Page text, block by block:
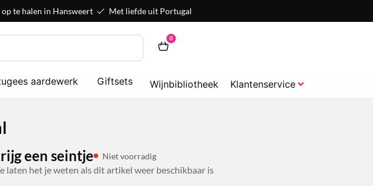
te halen in Hansweert Met liefde uit Portugal
0
aardewerk Giftsets Wijnbibliotheek Klantenservice
een seintje Niet voorradig
laten het je weten als dit artikel weer beschikbaar is